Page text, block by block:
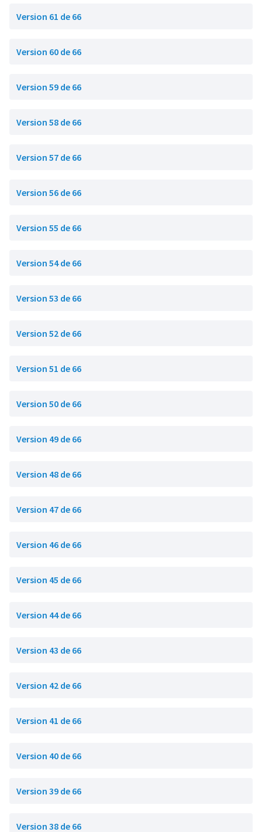
Version 61 de 66
Version 60 de 66
Version 59 de 66
Version 58 de 66
Version 57 de 66
Version 56 de 66
Version 55 de 66
Version 54 de 66
Version 53 de 66
Version 52 de 66
Version 51 de 66
Version 50 de 66
Version 49 de 66
Version 48 de 66
Version 47 de 66
Version 46 de 66
Version 45 de 66
Version 44 de 66
Version 43 de 66
Version 42 de 66
Version 41 de 66
Version 40 de 66
Version 39 de 66
Version 38 de 66